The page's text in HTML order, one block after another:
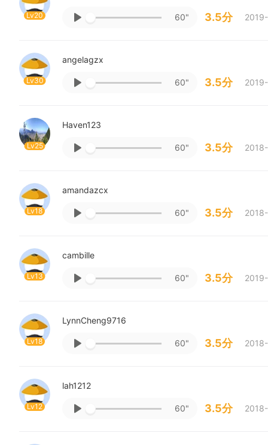
Lv20 60" 3.5分
Lv30
angelagzx
60" 3.5分
Lv25
Haven123
60" 3.5分
Lv18
amandazcx
60" 3.5分
Lv13
cambille
60" 3.5分
Lv18
LynnCheng9716
60" 3.5分
Lv12
lah1212
60" 3.5分